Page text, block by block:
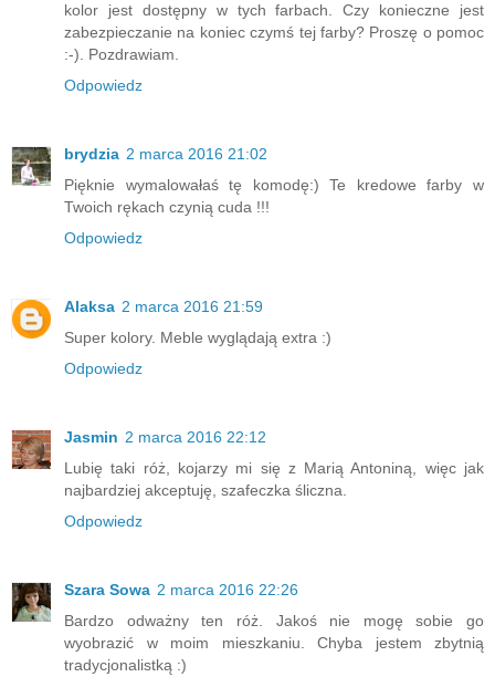
kolor jest dostępny w tych farbach. Czy konieczne jest
zabezpieczanie na koniec czymś tej farby? Proszę o pomoc
:-). Pozdrawiam.
Odpowiedz
brydzia 2 marca 2016 21:02
Pięknie wymalowałaś tę komodę:) Te kredowe farby w
Twoich rękach czynią cuda !!!
Odpowiedz
Alaksa 2 marca 2016 21:59
Super kolory. Meble wyglądają extra :)
Odpowiedz
Jasmin 2 marca 2016 22:12
Lubię taki róż, kojarzy mi się z Marią Antoniną, więc jak
najbardziej akceptuję, szafeczka śliczna.
Odpowiedz
Szara Sowa 2 marca 2016 22:26
Bardzo odważny ten róż. Jakoś nie mogę sobie go
wyobrazić w moim mieszkaniu. Chyba jestem zbytnią
tradycjonalistką :)